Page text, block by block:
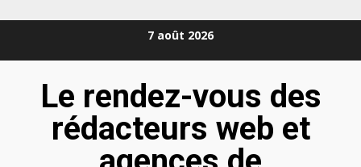
7 août 2026
Le rendez-vous des
rédacteurs web et